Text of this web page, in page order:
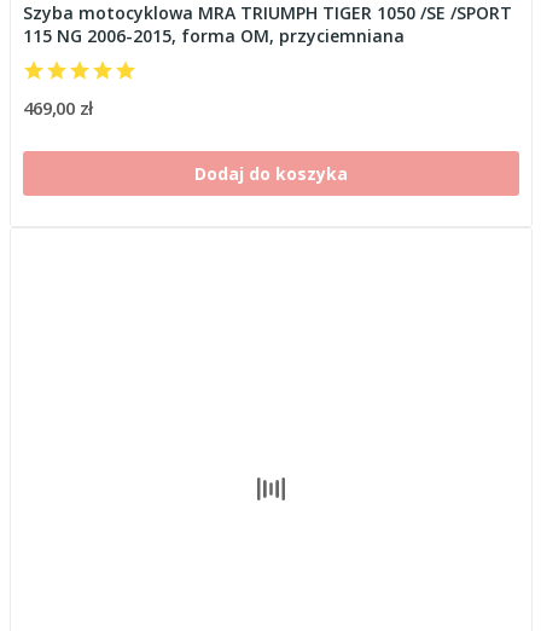
Szyba motocyklowa MRA TRIUMPH TIGER 1050 /SE /SPORT
115 NG 2006-2015, forma OM, przyciemniana
469,00 zł
Dodaj do koszyka